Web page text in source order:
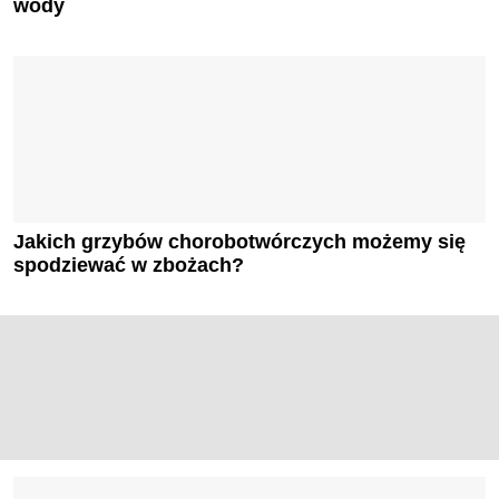
wody
Jakich grzybów chorobotwórczych możemy się
spodziewać w zbożach?